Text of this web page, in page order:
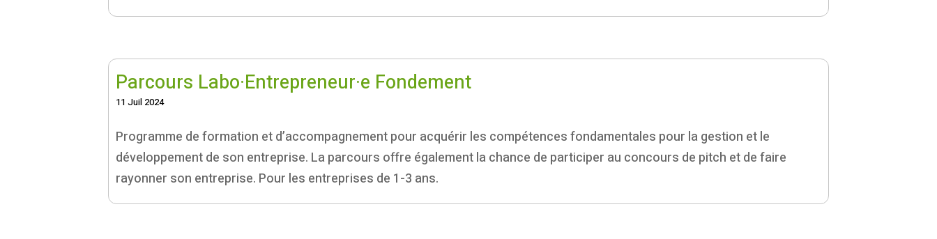
Parcours Labo·Entrepreneur·e Fondement
11 Juil 2024
Programme de formation et d’accompagnement pour acquérir les compétences fondamentales pour la gestion et le
développement de son entreprise. La parcours offre également la chance de participer au concours de pitch et de faire
rayonner son entreprise. Pour les entreprises de 1-3 ans.